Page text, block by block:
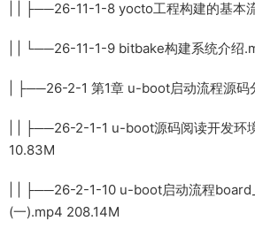
| | ├──26-11-1-8 yocto工程构建的基本
| | └──26-11-1-9 bitbake构建系统介绍
| ├──26-2-1 第1章 u-boot启动流程源码
| | ├──26-2-1-1 u-boot源码阅读开发环
10.83M
| | ├──26-2-1-10 u-boot启动流程
(一).mp4 208.14M